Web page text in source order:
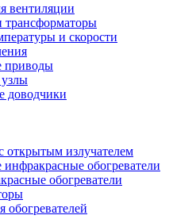
вентиляции
трансформаторы
и скорости
приводы
доводчики
открытым излучателем
инфракрасные обогреватели
обогреватели
обогревателей